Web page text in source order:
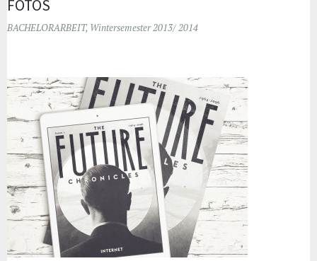
FOTOS
BACHELORARBEIT, Wintersemester 2013/ 2014